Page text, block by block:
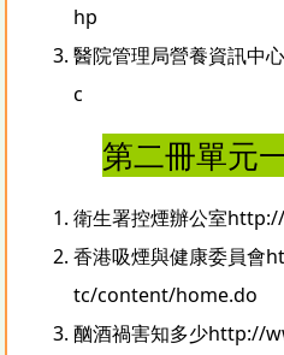
hp
醫院管理局營養資訊中心
c
第二冊單元
衛生署控煙辦公室
香港吸煙與健康委員會
tc/content/home.do
酗酒禍害知多少http://